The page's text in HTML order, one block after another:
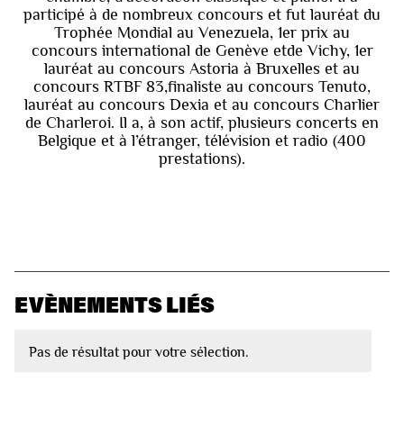
participé à de nombreux concours et fut lauréat du
Trophée Mondial au Venezuela, 1er prix au
concours international de Genève etde Vichy, 1er
lauréat au concours Astoria à Bruxelles et au
concours RTBF 83,finaliste au concours Tenuto,
lauréat au concours Dexia et au concours Charlier
de Charleroi. Il a, à son actif, plusieurs concerts en
Belgique et à l’étranger, télévision et radio (400
prestations).
EVÈNEMENTS LIÉS
Pas de résultat pour votre sélection.